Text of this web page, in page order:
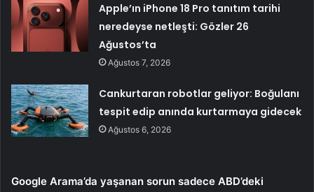
Apple’ın iPhone 18 Pro tanıtım tarihi
neredeyse netleşti: Gözler 26
Ağustos’ta
Ağustos 7, 2026
Cankurtaran robotlar geliyor: Boğulanı
tespit edip anında kurtarmaya gidecek
Ağustos 6, 2026
Google Arama’da yaşanan sorun sadece ABD’deki